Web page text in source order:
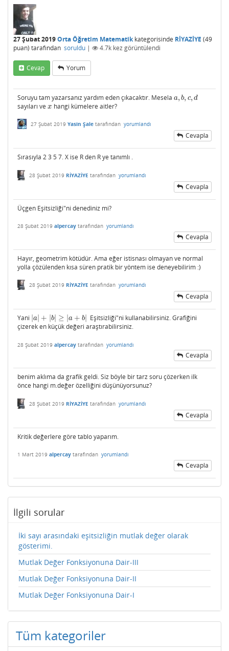
27 Şubat 2019Orta Öğretim Matematikkategorisinde RİYAZİYE (49
puan) tarafından soruldu | 4.7k kez görüntülendi
Cevap Yorum
Soruyu tam yazarsanız yardım eden çıkacaktır. Mesela a, b, c, d
a,b,c ,d
sayıları ve x
x hangi kümelere aitler?
27 Şubat 2019 Yasin Şale tarafından yorumlandı
Cevapla
Sırasıyla 2 3 5 7. X ise R den R ye tanımlı .
28 Şubat 2019 RİYAZİYE tarafından yorumlandı
Cevapla
Üçgen Eşitsizliği"ni denediniz mi?
28 Şubat 2019 alpercay tarafından yorumlandı
Cevapla
Hayır, geometrim kötüdür. Ama eğer istisnası olmayan ve normal
yolla çözülenden kısa süren pratik bir yöntem ise deneyebilirim :)
28 Şubat 2019 RİYAZİYE tarafından yorumlandı
Cevapla
Yani a + b| ≥ a + b|
|a |+| b| ≥|a +b |
Eşitsizliği"ni kullanabilirsiniz. Grafiğini
çizerek en küçük değeri araştırabilirsiniz.
28 Şubat 2019 alpercay tarafından yorumlandı
Cevapla
benim aklıma da grafik geldi. Siz böyle bir tarz soru çözerken ilk
önce hangi m.değer özelliğini düşünüyorsunuz?
28 Şubat 2019 RİYAZİYE tarafından yorumlandı
Cevapla
Kritik değerlere göre tablo yaparım.
1 Mart 2019 alpercay tarafından yorumlandı
Cevapla
İlgili sorular
İki sayı arasındaki eşitsizliğin mutlak değer olarak
gösterimi.
Mutlak Değer Fonksiyonuna Dair-III
Mutlak Değer Fonksiyonuna Dair-II
Mutlak Değer Fonksiyonuna Dair-I
Tüm kategoriler